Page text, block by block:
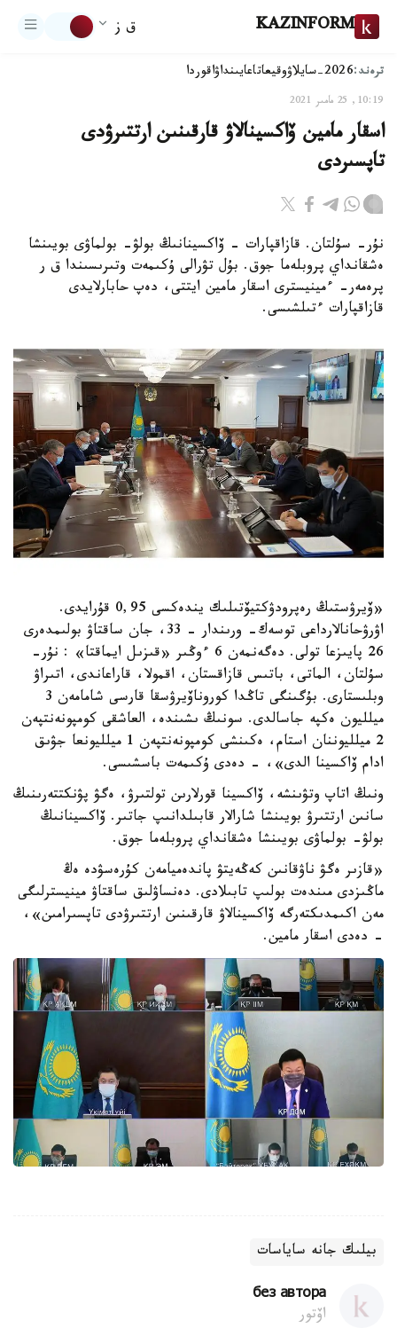
KAZINFORM ق ز
ترەند:2026-سايلاۋ وقيعاتاعايىنداۋاقوردا
10:19, 25 مامىر 2021
اسقار مامين ۆاكسينالاۋ قارقىنىن ارتتىرۋدى
تاپسىردى
نۇر- سۇلتان. قازاقپارات - ۆاكسينانىڭ بولۋ- بولماۋى بويىنشا
ەشقانداي پروبلەما جوق. بۇل تۋرالى ۇكىمەت وتىرىسىندا ق ر
پرەمەر- ءمينيسترى اسقار مامين ايتتى، دەپ حابارلايدى
قازاقپارات ءتىلشىسى.
«ۆيرۋستىڭ رەپرودۋكتيۆتىلىك يندەكسى 0,95 قۇرايدى.
اۋرۋحانالارداعى توسەك- ورىندار – 33، جان ساقتاۋ بولىمدەرى
26 پايىزعا تولى. دەگەنمەن 6 ءوڭىر «قىزىل ايماقتا» : نۇر-
سۇلتان، الماتى، باتىس قازاقستان، اقمولا، قاراعاندى، اتىراۋ
وبلىستارى. بۇگىنگى تاڭدا كوروناۆيرۋسقا قارسى شامامەن 3
ميلليون ەكپە جاسالدى. سونىڭ ىشىندە، العاشقى كومپونەنتپەن
2 ميلليوننان استام، ەكىنشى كومپونەنتپەن 1 ميلليونعا جۋىق
ادام ۆاكسينا الدى»، - دەدى ۇكىمەت باسشىسى.
ونىڭ اتاپ وتۋىنشە، ۆاكسينا قورلارىن تولتىرۋ، ەگۋ پۋنكتتەرىنىڭ
سانىن ارتتىرۋ بويىنشا شارالار قابىلدانىپ جاتىر. ۆاكسينانىڭ
بولۋ- بولماۋى بويىنشا ەشقانداي پروبلەما جوق.
«قازىر ەگۋ ناۋقانىن كەڭەيتۋ پاندەميامەن كۇرەسۋدە ەڭ
ماڭىزدى مىندەت بولىپ تابىلادى. دەنساۋلىق ساقتاۋ مينيسترلىگى
مەن اكىمدىكتەرگە ۆاكسينالاۋ قارقىنىن ارتتىرۋدى تاپسىرامىن»،
- دەدى اسقار مامين.
بيلىك جانە ساياسات
без автора
اۆتور